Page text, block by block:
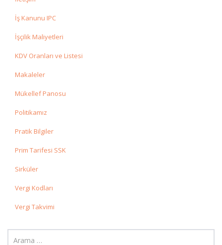
İş Kanunu IPC
İşçilik Maliyetleri
KDV Oranları ve Listesi
Makaleler
Mükellef Panosu
Politikamız
Pratik Bilgiler
Prim Tarifesi SSK
Sirküler
Vergi Kodları
Vergi Takvimi